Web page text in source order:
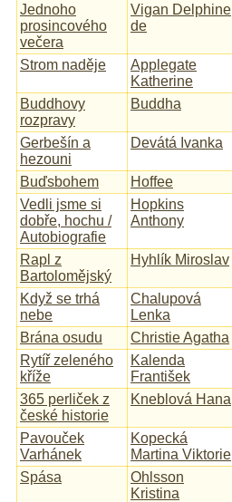
Jednoho
prosincového
večera
Vigan Delphine
de
Strom naděje
Applegate
Katherine
Buddhovy
rozpravy
Buddha
Gerbešín a
hezouni
Devátá Ivanka
Buďsbohem Hoffee
Vedli jsme si
dobře, hochu /
Autobiografie
Hopkins
Anthony
Rapl z
Bartolomějský
Hyhlík Miroslav
Když se trhá
nebe
Chalupová
Lenka
Brána osudu Christie Agatha
Rytíř zeleného
kříže
Kalenda
František
365 perliček z
české historie
Kneblová Hana
Pavouček
Varhánek
Kopecká
Martina Viktorie
Spása
Ohlsson
Kristina